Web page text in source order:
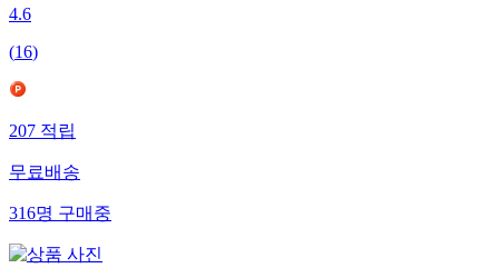
4.6
(16)
207적립
무료배송
316명구매중